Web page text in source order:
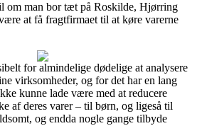
om man bor tæt på Roskilde, Hjørring
at få fragtfirmaet til at køre varerne
for almindelige dødelige at analysere
virksomheder, og for det har en lang
kunne lade være med at reducere
af deres varer – til børn, og ligeså til
og endda nogle gange tilbyde